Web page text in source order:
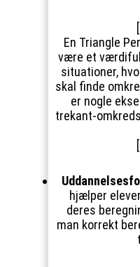
En Triangle
være et
situationer,
skal finde
er nogle
trekant-
hjælper
deres
man korrekt